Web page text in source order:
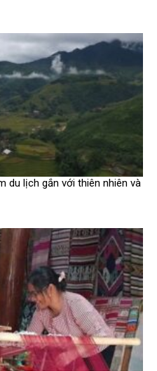
du lịch gắn với thiên nhiên và